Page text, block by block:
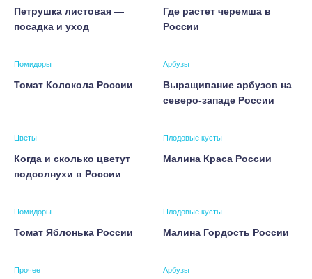
Петрушка листовая —
посадка и уход
Где растет черемша в
России
Помидоры
Томат Колокола России
Арбузы
Выращивание арбузов на
северо-западе России
Цветы
Когда и сколько цветут
подсолнухи в России
Плодовые кусты
Малина Краса России
Помидоры
Томат Яблонька России
Плодовые кусты
Малина Гордость России
Прочее Арбузы